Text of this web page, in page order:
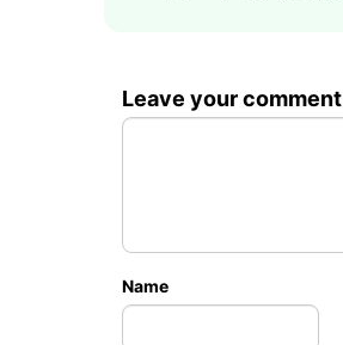
Leave your comment
Name